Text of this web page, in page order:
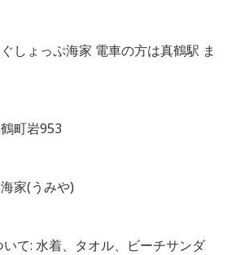
しょっぷ海家 電車の方は真鶴駅 ま
町岩953
家(うみや)
て: 水着、タオル、ビーチサンダ